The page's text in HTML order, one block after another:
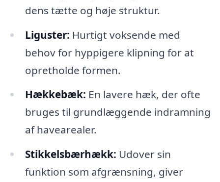
dens tætte og høje struktur.
Liguster: Hurtigt voksende med
behov for hyppigere klipning for at
opretholde formen.
Hækkebæk: En lavere hæk, der ofte
bruges til grundlæggende indramning
af havearealer.
Stikkelsbærhækk: Udover sin
funktion som afgrænsning, giver